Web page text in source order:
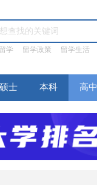
学 留学政策 留学生活
硕士 本科 高中